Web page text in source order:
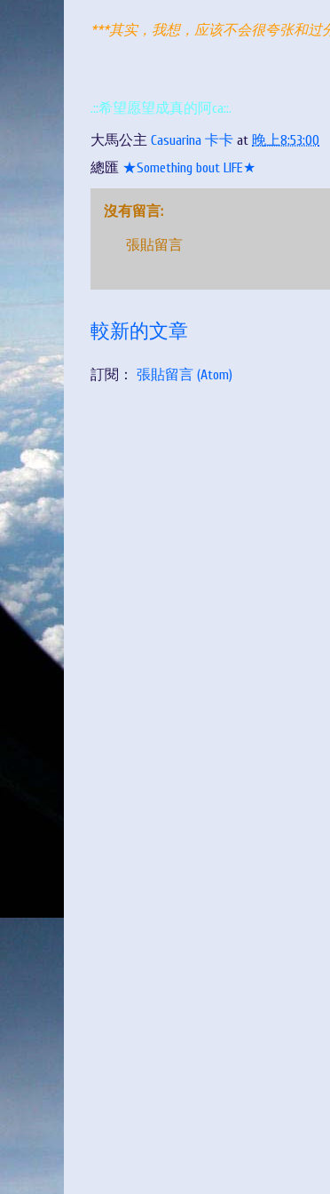
***其实，我想，应该不会很夸张和过
.::希望愿望成真的阿ca::.
大馬公主 Casuarina 卡卡 at 晚上8:53:00
總匯 ★Something bout LIFE★
沒有留言:
張貼留言
較新的文章
訂閱： 張貼留言 (Atom)